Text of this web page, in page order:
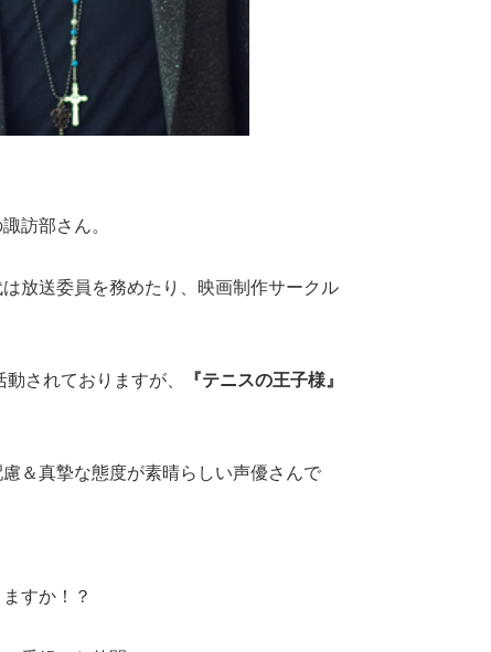
訪部さん。
放送委員を務めたり、映画制作サークル
されておりますが、
『テニスの王子様』
＆真摯な態度が素晴らしい声優さんで
すか！？